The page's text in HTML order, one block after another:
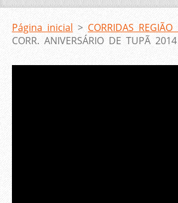
Página inicial > CORRIDAS
CORR. ANIVERSÁRIO DE TUPÃ 2014